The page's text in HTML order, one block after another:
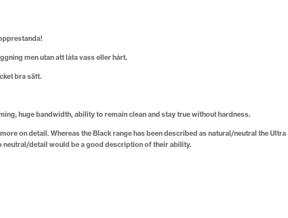
men utan att låta vass eller hårt.
bra sätt.
huge bandwidth, ability to remain clean and stay true without hardness.
on detail. Whereas the Black range has been described as natural/neutral the
detail would be a good description of their ability.